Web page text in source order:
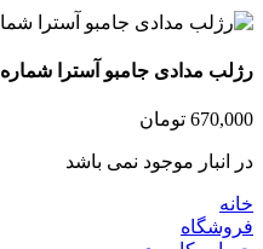
رژلب مدادی جامبو آسترا شماره 25
670,000 تومان
در انبار موجود نمی باشد
خانه
فروشگاه